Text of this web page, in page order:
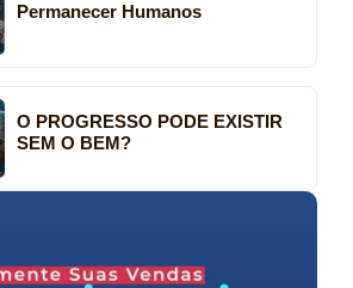
Permanecer Humanos
O PROGRESSO PODE EXISTIR
SEM O BEM?